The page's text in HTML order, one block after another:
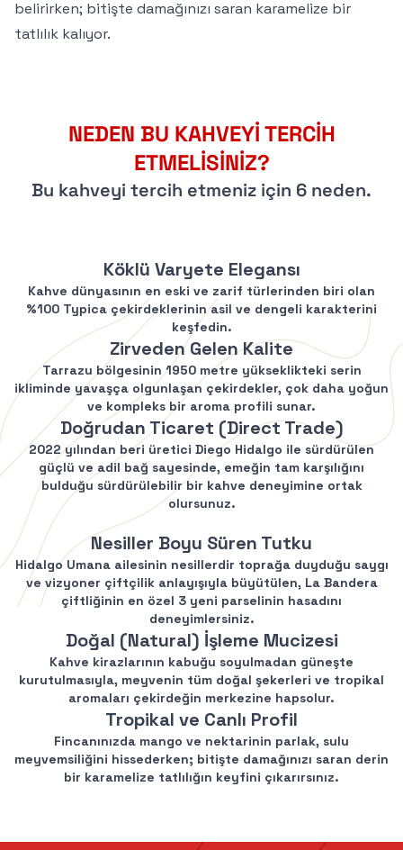
belirirken; bitişte damağınızı saran karamelize bir
tatlılık kalıyor.
NEDEN BU KAHVEYİ TERCİH
ETMELİSİNİZ?
Bu kahveyi tercih etmeniz için 6 neden.
Köklü Varyete Elegansı
Kahve dünyasının en eski ve zarif türlerinden biri olan
%100 Typica çekirdeklerinin asil ve dengeli karakterini
keşfedin.
Zirveden Gelen Kalite
Tarrazu bölgesinin 1950 metre yükseklikteki serin
ikliminde yavaşça olgunlaşan çekirdekler, çok daha yoğun
ve kompleks bir aroma profili sunar.
Doğrudan Ticaret (Direct Trade)
2022 yılından beri üretici Diego Hidalgo ile sürdürülen
güçlü ve adil bağ sayesinde, emeğin tam karşılığını
bulduğu sürdürülebilir bir kahve deneyimine ortak
olursunuz.
Nesiller Boyu Süren Tutku
Hidalgo Umana ailesinin nesillerdir toprağa duyduğu saygı
ve vizyoner çiftçilik anlayışıyla büyütülen, La Bandera
çiftliğinin en özel 3 yeni parselinin hasadını
deneyimlersiniz.
Doğal (Natural) İşleme Mucizesi
Kahve kirazlarının kabuğu soyulmadan güneşte
kurutulmasıyla, meyvenin tüm doğal şekerleri ve tropikal
aromaları çekirdeğin merkezine hapsolur.
Tropikal ve Canlı Profil
Fincanınızda mango ve nektarinin parlak, sulu
meyvemsiliğini hissederken; bitişte damağınızı saran derin
bir karamelize tatlılığın keyfini çıkarırsınız.
Tüm Kahvelerde
%10 İNDİRİM!
geçerli %10 indirimfırsatı!
Telefon
Kullanım Koşullarınıkabul ediyorum
Kayıt Ol
E-posta adresinizi girerek pazarlama ve tanıtım ile ilgili iletişim almayı kabul
edersiniz ve Gizlilik Politikamızı okuduğunuzu ve kabul ettiğinizi onaylarsınız.